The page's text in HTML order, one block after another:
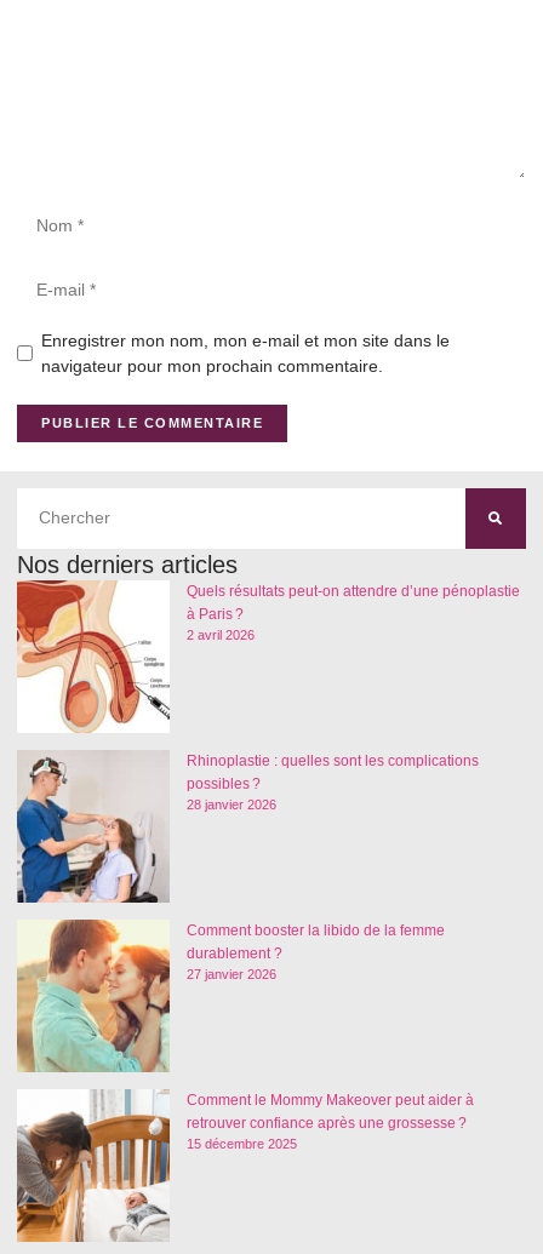
Enregistrer mon nom, mon e-mail et mon site dans le
navigateur pour mon prochain commentaire.
Nos derniers articles
Quels résultats peut-on attendre d’une pénoplastie
à Paris ?
2 avril 2026
Rhinoplastie : quelles sont les complications
possibles ?
28 janvier 2026
Comment booster la libido de la femme
durablement ?
27 janvier 2026
Comment le Mommy Makeover peut aider à
retrouver confiance après une grossesse ?
15 décembre 2025